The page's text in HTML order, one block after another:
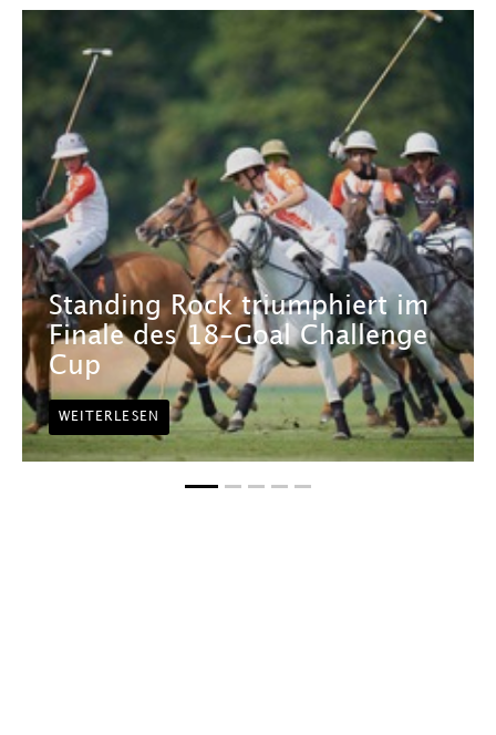
Standing Rock triumphiert im
Finale des 18-Goal Challenge
Cup
WEITERLESEN